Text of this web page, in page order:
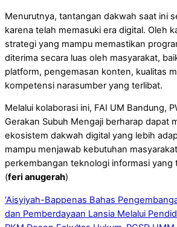
Menurutnya, tantangan dakwah saat ini
karena telah memasuki era digital. Oleh
strategi yang mampu memastikan
diterima secara luas oleh masyarakat,
platform, pengemasan konten, kualitas
kompetensi narasumber yang terlibat.
Melalui kolaborasi ini, FAI UM Bandung,
Gerakan Subuh Mengaji berharap dapat
ekosistem dakwah digital yang lebih
mampu menjawab kebutuhan
perkembangan teknologi informasi yang
(feri anugerah)
‘Aisyiyah-Bappenas Bahas
dan Pemberdayaan Lansia Melalui